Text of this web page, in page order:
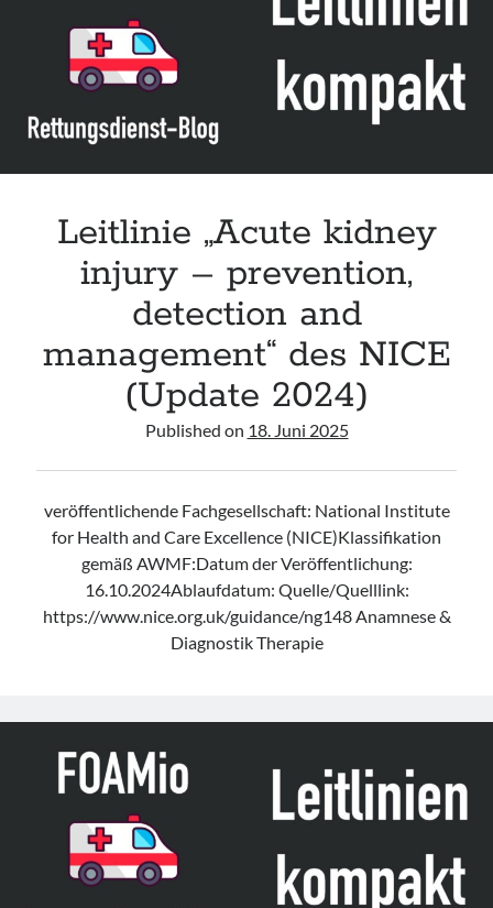
Leitlinie „Bauchschmerz bei Kindern und Jugendlichen – Bildgebende
Diagnostik“ der GPR
Leitlinie „Erbrechen im Kindes- und Jugendalter – Bildgebende
Diagnostik“ der GPR
Leitlinie „Kopfschmerzen bei Kindern und Jugendlichen – Bildgebende
Diagnostik“ der GPR
Leitlinie „Acute kidney
injury – prevention,
detection and
management“ des NICE
(Update 2024)
Published on 18. Juni 2025
veröffentlichende Fachgesellschaft: National Institute
for Health and Care Excellence (NICE)Klassifikation
gemäß AWMF:Datum der Veröffentlichung:
16.10.2024Ablaufdatum: Quelle/Quelllink:
https://www.nice.org.uk/guidance/ng148 Anamnese &
Diagnostik Therapie